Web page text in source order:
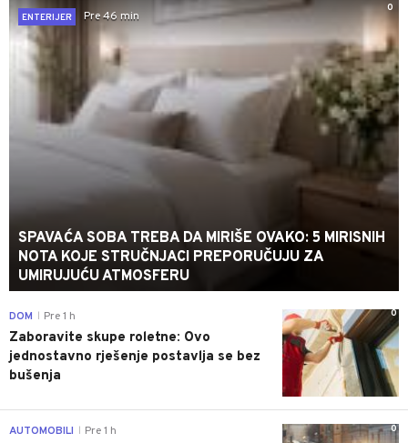
0
ENTERIJER
Pre 46 min
SPAVAĆA SOBA TREBA DA MIRIŠE OVAKO: 5 MIRISNIH
NOTA KOJE STRUČNJACI PREPORUČUJU ZA
UMIRUJUĆU ATMOSFERU
0
DOM Pre 1 h
Zaboravite skupe roletne: Ovo
jednostavno rješenje postavlja se bez
bušenja
0
AUTOMOBILI Pre 1 h